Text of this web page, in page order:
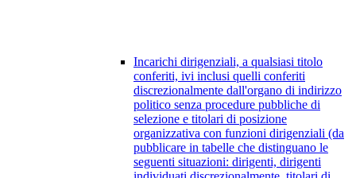
Incarichi dirigenziali, a qualsiasi titolo
conferiti, ivi inclusi quelli conferiti
discrezionalmente dall'organo di indirizzo
politico senza procedure pubbliche di
selezione e titolari di posizione
organizzativa con funzioni dirigenziali (da
pubblicare in tabelle che distinguano le
seguenti situazioni: dirigenti, dirigenti